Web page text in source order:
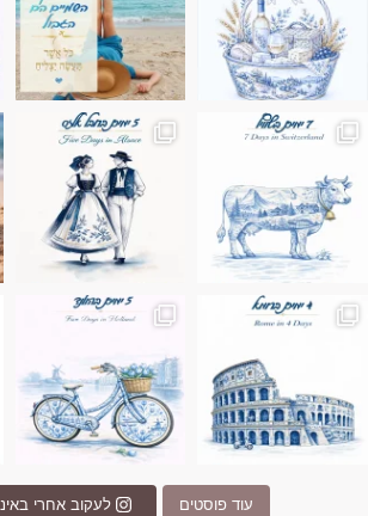
בחבל אלזס צרפת
בחופשה שבו הכל נהיה פשוט יותר. החול, הי
Instagram post
Instagram post 17994326828955248
עוד פוסטים לעקוב אחרי